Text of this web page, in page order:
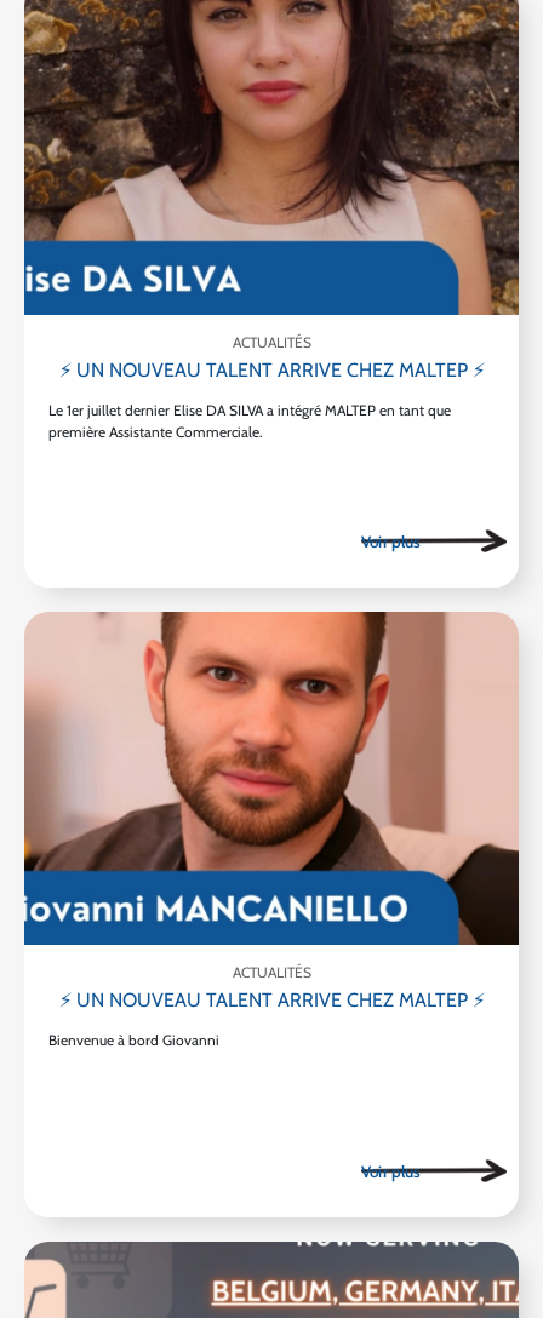
ACTUALITÉS
⚡ UN NOUVEAU TALENT ARRIVE CHEZ MALTEP ⚡
Le 1er juillet dernier Elise DA SILVA a intégré MALTEP en tant que
première Assistante Commerciale.
ACTUALITÉS
⚡ UN NOUVEAU TALENT ARRIVE CHEZ MALTEP ⚡
Bienvenue à bord Giovanni